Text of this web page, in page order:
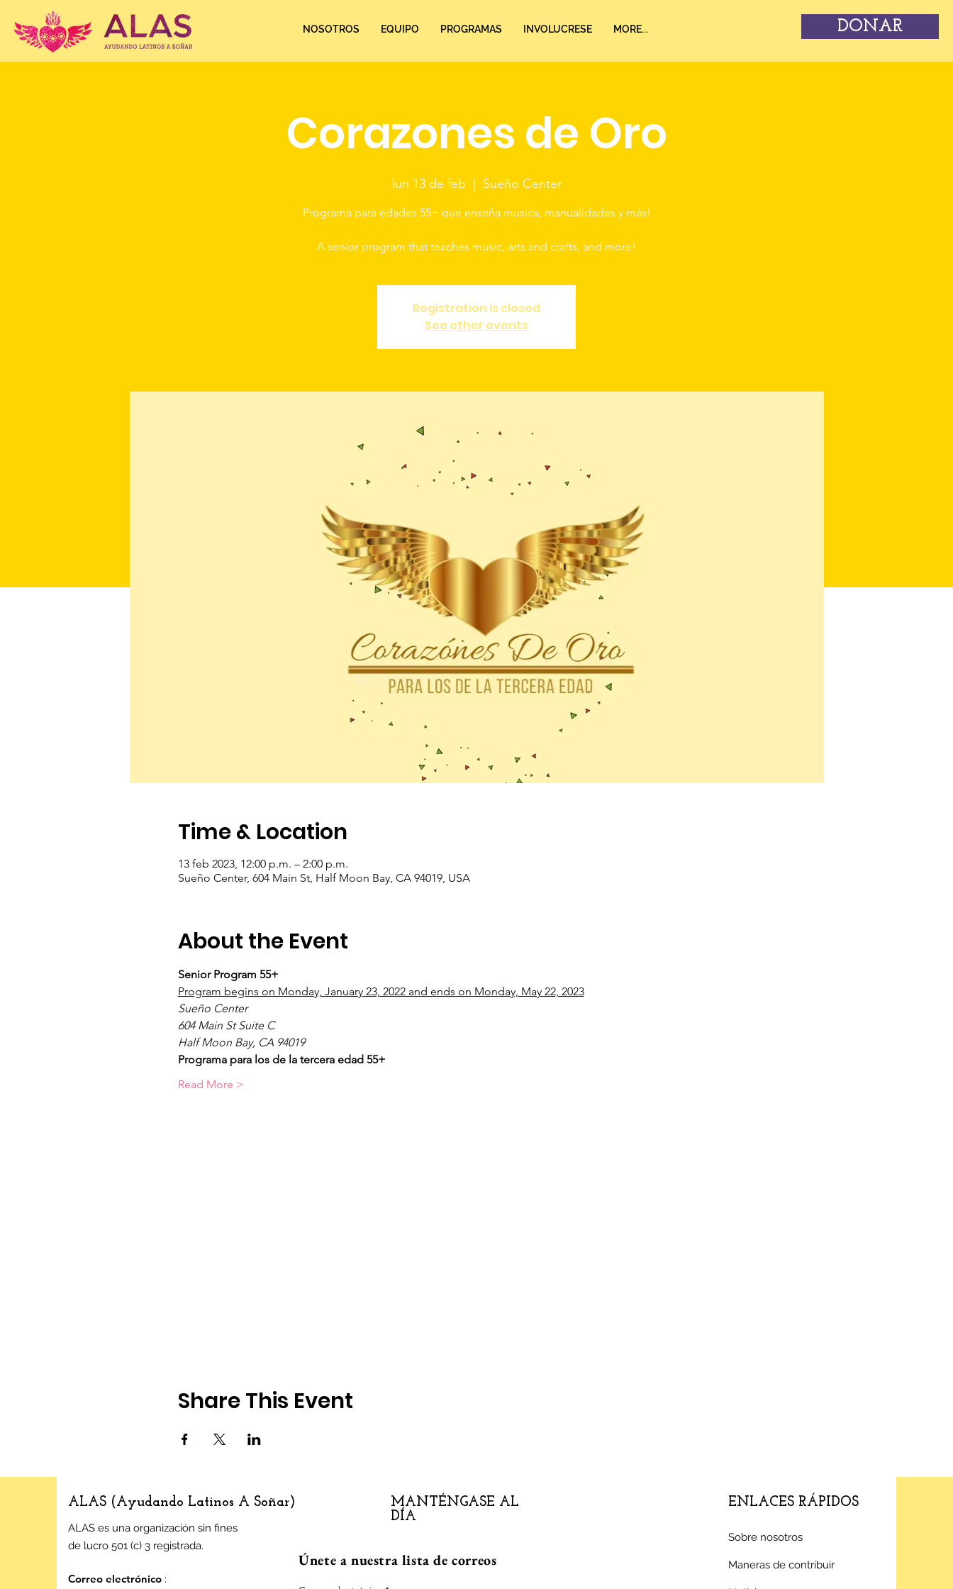
NOSOTROS EQUIPO PROGRAMAS INVOLUCRESE MORE... DONAR
Corazones de Oro
lun 13 de feb Sueño Center
Programa para edades 55+ que enseña musica, manualidades y más!
A senior program that teaches music, arts and crafts, and more!
Registration is closed
See other events
Time & Location
13 feb 2023, 12:00 p.m. – 2:00 p.m.
Sueño Center, 604 Main St, Half Moon Bay, CA 94019, USA
About the Event
Senior Program 55+
Program begins on Monday, January 23, 2022 and ends on Monday, May 22, 2023
Sueño Center
604 Main St Suite C
Half Moon Bay, CA 94019
Programa para los de la tercera edad 55+
Read More >
Share This Event
ALAS (Ayudando Latinos A Soñar)
ALAS es una organización sin fines
de lucro 501 (c) 3 registrada.
Correo electrónico :
MANTÉNGASE AL
DÍA
Únete a nuestra lista de correos
ENLACES RÁPIDOS
Sobre nosotros
Maneras de contribuir